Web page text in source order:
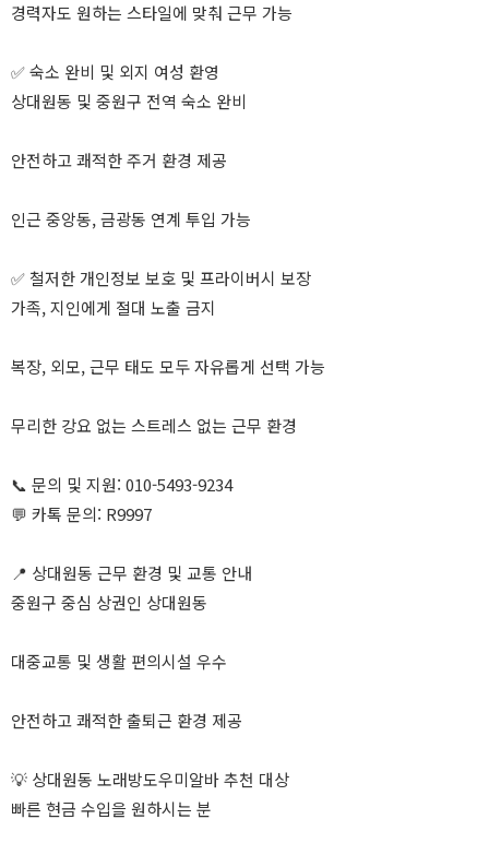
경력자도 원하는 스타일에 맞춰 근무 가능
✅ 숙소 완비 및 외지 여성 환영
상대원동 및 중원구 전역 숙소 완비
안전하고 쾌적한 주거 환경 제공
인근 중앙동, 금광동 연계 투입 가능
✅ 철저한 개인정보 보호 및 프라이버시 보장
가족, 지인에게 절대 노출 금지
복장, 외모, 근무 태도 모두 자유롭게 선택 가능
무리한 강요 없는 스트레스 없는 근무 환경
📞 문의 및 지원: 010-5493-9234
💬 카톡 문의: R9997
📍 상대원동 근무 환경 및 교통 안내
중원구 중심 상권인 상대원동
대중교통 및 생활 편의시설 우수
안전하고 쾌적한 출퇴근 환경 제공
💡 상대원동 노래방도우미알바 추천 대상
빠른 현금 수입을 원하시는 분